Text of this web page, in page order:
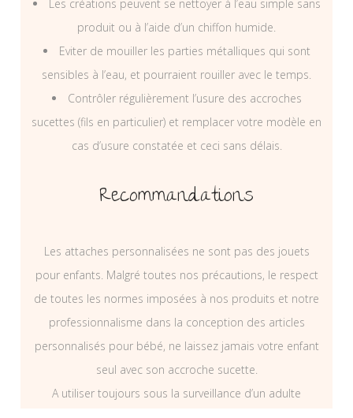
Les créations peuvent se nettoyer à l’eau simple sans
produit ou à l’aide d’un chiffon humide.
Eviter de mouiller les parties métalliques qui sont
sensibles à l’eau, et pourraient rouiller avec le temps.
Contrôler régulièrement l’usure des accroches
sucettes (fils en particulier) et remplacer votre modèle en
cas d’usure constatée et ceci sans délais.
Recommandations
Les attaches personnalisées ne sont pas des jouets
pour enfants. Malgré toutes nos précautions, le respect
de toutes les normes imposées à nos produits et notre
professionnalisme dans la conception des articles
personnalisés pour bébé, ne laissez jamais votre enfant
seul avec son accroche sucette.
A utiliser toujours sous la surveillance d’un adulte